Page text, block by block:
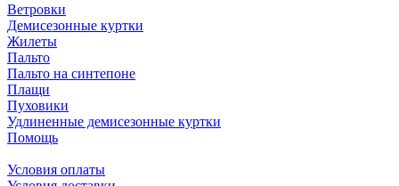
Ветровки
Демисезонные куртки
Жилеты
Пальто
Пальто на синтепоне
Плащи
Пуховики
Удлиненные демисезонные куртки
Помощь
Условия оплаты